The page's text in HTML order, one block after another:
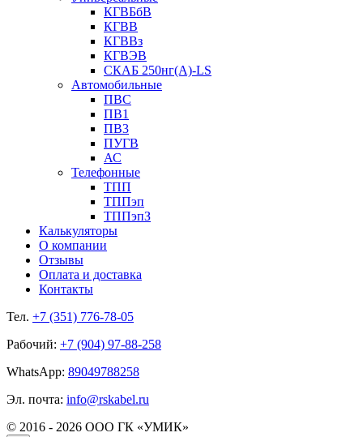
КГВБбВ
КГВВ
КГВВз
КГВЭВ
СКАБ 250нг(А)-LS
Автомобильные
ПВС
ПВ1
ПВ3
ПУГВ
АС
Телефонные
ТПП
ТППэп
ТППэпЗ
Калькуляторы
О компании
Отзывы
Оплата и доставка
Контакты
Тел. +7 (351) 776-78-05
Рабочий: +7 (904) 97-88-258
WhatsApp: 89049788258
Эл. почта: info@rskabel.ru
© 2016 - 2026 ООО ГК «УМИК»